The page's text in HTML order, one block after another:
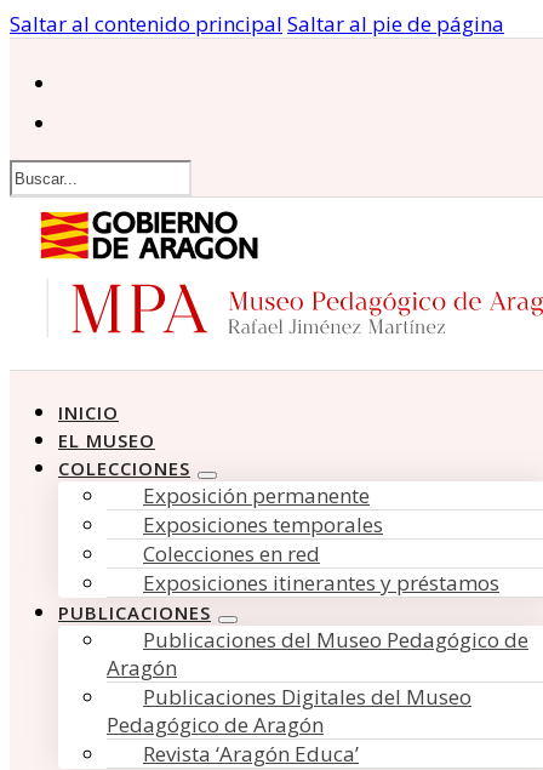
Saltar al contenido principal Saltar al pie de página
Buscar
INICIO
EL MUSEO
COLECCIONES
Exposición permanente
Exposiciones temporales
Colecciones en red
Exposiciones itinerantes y préstamos
PUBLICACIONES
Publicaciones del Museo Pedagógico de
Aragón
Publicaciones Digitales del Museo
Pedagógico de Aragón
Revista ‘Aragón Educa’